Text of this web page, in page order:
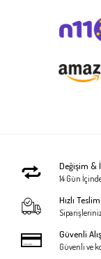
Değişim &
14 Gün
Hızlı
Güvenli
Güvenli ve